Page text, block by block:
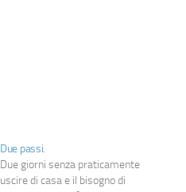
Due passi.
Due giorni senza praticamente
uscire di casa e il bisogno di